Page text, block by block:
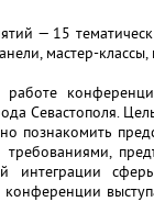
— 15
мастер-классы,
Севастополя.
познакомить
требованиями,
интеграции